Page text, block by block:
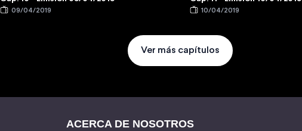
09/04/2019 10/04/2019
Ver más capítulos
ACERCA DE NOSOTROS